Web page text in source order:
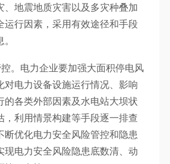
、地震地质灾害以及多灾种叠加
运行因素，采用有效途径和手段
。电力企业要加强大面积停电风
对电力设备设施运行情况、影响
的各类外部因素及水电站大坝状
，利用情景构建等手段逐一排查
断优化电力安全风险管控和隐患
现电力安全风险隐患底数清、动